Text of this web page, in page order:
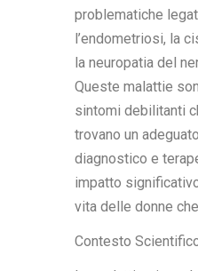
problematiche
l’endometriosi, la
la neuropatia del
Queste malattie
sintomi debilitanti
trovano un
diagnostico e
impatto
vita delle donne
Contesto